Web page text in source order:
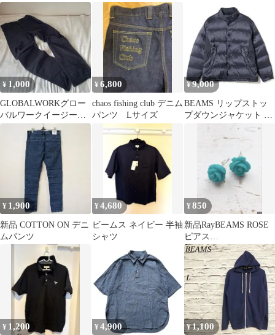
ライプパンツ 32イン
チ
ス beams BEAMS
ュアル財布
¥ 1,000
GLOBALWORKグロー
バルワークイージーパ
ンツ チノブラックウォ
ッチBEAM
¥6,800
chaos fishing club デニム
パンツ Lサイズ
¥ 9,000
BEAMS リップストッ
プダウンジャケット ネ
イビー Sサイズ
¥ 1,900
新品 COTTON ON デニ
ムパンツ
¥4,680
ビームス ネイビー 半袖
シャツ
¥850
新品RayBEAMS ROSE
ピアス
TURQUOISEFREE ター
コイズブルー
¥ 1,200 ¥ 4,900 ¥1,100